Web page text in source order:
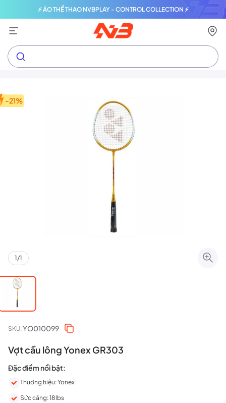
⚡ ÁO THỂ THAO NVBPLAY - CONTROL COLLECTION ⚡
-21%
1/1
SKU:YO010099
Vợt cầu lông Yonex GR303
Đặc điểm nổi bật:
Thương hiệu: Yonex
Sức căng: 18lbs